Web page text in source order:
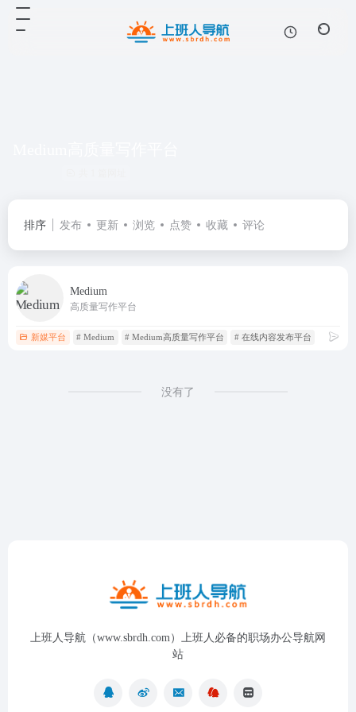
排序 发布 更新 浏览 点赞 收藏 评论
Medium
高质量写作平台
新媒平台 # Medium # Medium高质量写作平台 # 在线内容发布平台
没有了
上班人导航（www.sbrdh.com）上班人必备的职场办公导航网
站